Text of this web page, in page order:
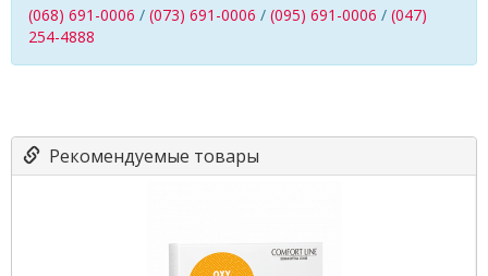
(068) 691-0006 / (073) 691-0006 / (095) 691-0006 / (047)
254-4888
Рекомендуемые товары